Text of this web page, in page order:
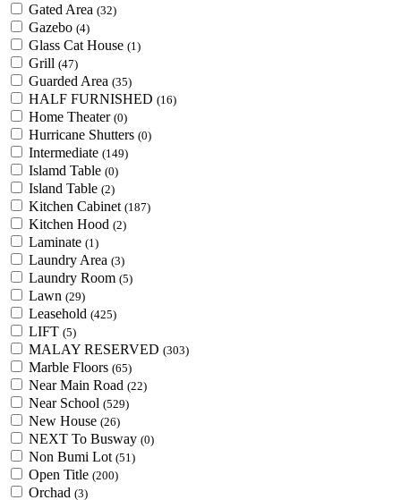
Gated Area (32)
Gazebo (4)
Glass Cat House (1)
Grill (47)
Guarded Area (35)
HALF FURNISHED (16)
Home Theater (0)
Hurricane Shutters (0)
Intermediate (149)
Islamd Table (0)
Island Table (2)
Kitchen Cabinet (187)
Kitchen Hood (2)
Laminate (1)
Laundry Area (3)
Laundry Room (5)
Lawn (29)
Leasehold (425)
LIFT (5)
MALAY RESERVED (303)
Marble Floors (65)
Near Main Road (22)
Near School (529)
New House (26)
NEXT To Busway (0)
Non Bumi Lot (51)
Open Title (200)
Orchad (3)